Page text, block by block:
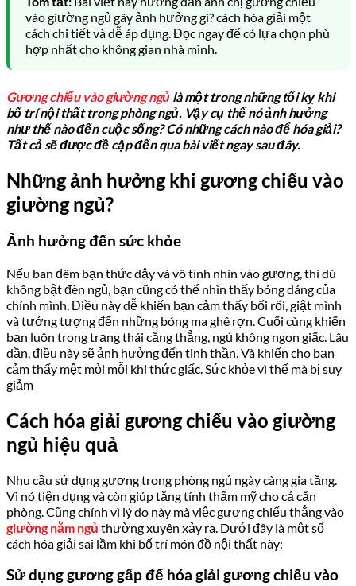
vào giường ngủ gây ảnh hưởng gì? cách hóa giải một
cách chi tiết và dễ áp dụng. Đọc ngay để có lựa chọn phù
hợp nhất cho không gian nhà mình.
Gương chiếu vào giường ngủ là một trong những tối kỵ khi
bố trí nội thất trong phòng ngủ. Vậy cụ thể nó ảnh hưởng
như thế nào đến cuộc sống? Có những cách nào để hóa giải?
Tất cả sẽ được đề cập đến qua bài viết ngay sau đây.
Những ảnh hưởng khi gương chiếu vào
giường ngủ?
Ảnh hưởng đến sức khỏe
Nếu ban đêm bạn thức dậy và vô tình nhìn vào gương, thì dù
không bật đèn ngủ, bạn cũng có thể nhìn thấy bóng dáng của
chính mình. Điều này dễ khiến bạn cảm thấy bối rối, giật mình
và tưởng tượng đến những bóng ma ghê rợn. Cuối cùng khiến
bạn luôn trong trạng thái căng thẳng, ngủ không ngon giấc. Lâu
dần, điều này sẽ ảnh hưởng đến tinh thần. Và khiến cho bạn
cảm thấy mệt mỏi mỗi khi thức giấc. Sức khỏe vì thế mà bị suy
giảm
Cách hóa giải gương chiếu vào giường
ngủ hiệu quả
Nhu cầu sử dụng gương trong phòng ngủ ngày càng gia tăng.
Vì nó tiện dụng và còn giúp tăng tính thẩm mỹ cho cả căn
phòng. Cũng chính vì lý do này mà việc gương chiếu thẳng vào
giường nằm ngủ thường xuyên xảy ra. Dưới đây là một số
cách hóa giải sai lầm khi bố trí món đồ nội thất này:
Sử dụng gương gấp để hóa giải gương chiếu vào